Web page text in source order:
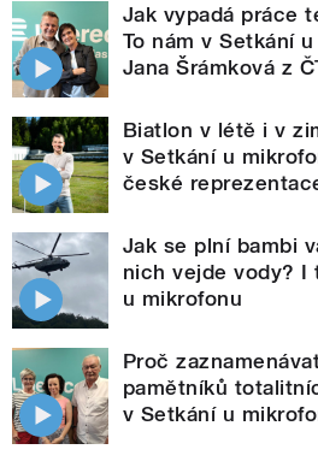
Jak vypadá práce
To nám v Setkání
Jana Šrámková z
Biatlon v létě i v
v Setkání u
české
Jak se plní bambi
nich vejde vody? I
u mikrofonu
Proč
pamětníků
v Setkání u